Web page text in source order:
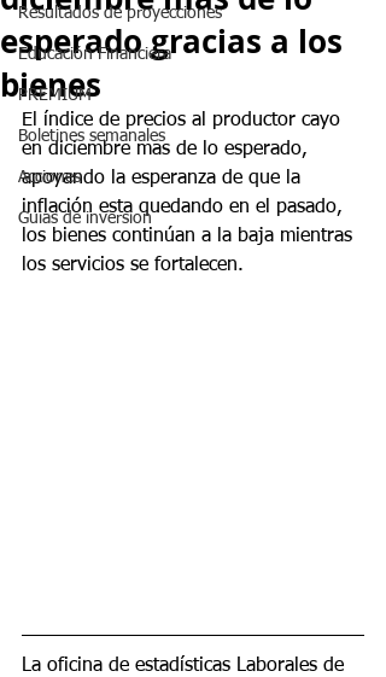
Resultados de proyecciones
Educación Financiera
PREMIUM
Boletines semanales
Acciones
Guias de inversion
esperado gracias a los
bienes
El índice de precios al productor cayo
en diciembre mas de lo esperado,
apoyando la esperanza de que la
inflación esta quedando en el pasado,
los bienes continúan a la baja mientras
los servicios se fortalecen.
La oficina de estadísticas Laborales de